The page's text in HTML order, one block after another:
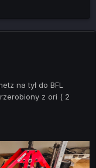
na tył do BFL
z ori ( 2